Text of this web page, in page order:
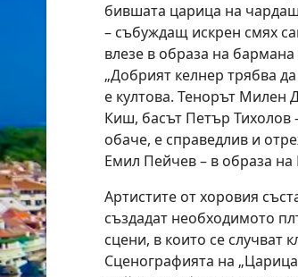
бившата царица на
– събуждащ искрен смях
влезе в образа на
„Добрият келнер трябва
е култова. Тенорът Милен
Киш, басът Петър Тихолов
обаче, е справедлив и
Емил Пейчев – в образа на
Артистите от хоровия
създадат необходимото
сцени, в които се
Сценографията на